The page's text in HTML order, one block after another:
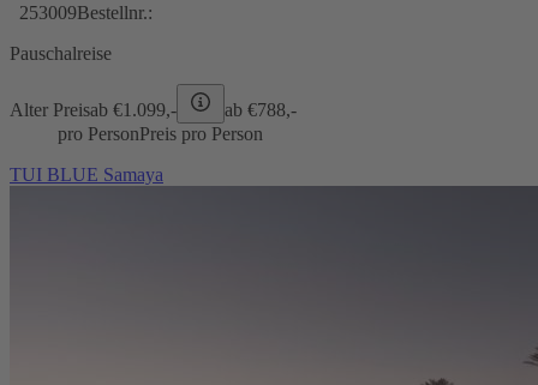
253009Bestellnr.:
Pauschalreise
Alter Preisab €1.099,- ab €788,-
pro PersonPreis pro Person
TUI BLUE Samaya